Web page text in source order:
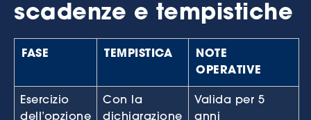
scadenze e tempistiche
FASE TEMPISTICA
NOTE
OPERATIVE
Esercizio
dell’opzione
Con la
dichiarazione
Valida per 5
anni